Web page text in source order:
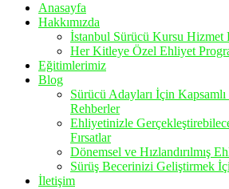
Anasayfa
Hakkımızda
İstanbul Sürücü Kursu Hizmet
Her Kitleye Özel Ehliyet
Eğitimlerimiz
Blog
Sürücü Adayları İçin
Rehberler
Ehliyetinizle
Fırsatlar
Dönemsel ve Hızlandırılmış
Sürüş Becerinizi Geliştirmek
İletişim